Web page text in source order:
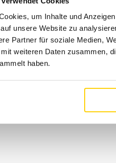
um Inhalte und
unsere Website zu
Partner für soziale Medien,
weiteren Daten zusammen,
haben.